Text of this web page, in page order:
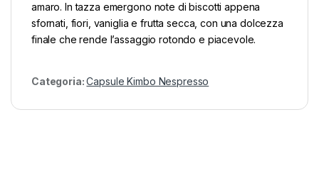
amaro. In tazza emergono note di biscotti appena
sfornati, fiori, vaniglia e frutta secca, con una dolcezza
finale che rende l’assaggio rotondo e piacevole.
Categoria:Capsule Kimbo Nespresso